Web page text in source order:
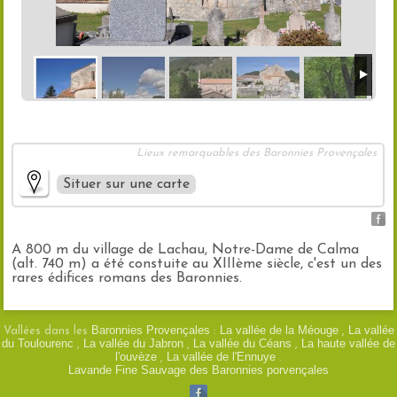
Lieux remarquables des Baronnies Provençales
Situer sur une carte
A 800 m du village de Lachau, Notre-Dame de Calma
(alt. 740 m) a été constuite au XIIIème siècle, c'est un des
rares édifices romans des Baronnies.
Masquer la carte
Veuillez patienter pendant le chargement de la carte...
Vallées dans les Baronnies Provençales : La vallée de la Méouge,
La vallée
du Toulourenc
La vallée du Jabron La vallée du Céans
La haute vallée de
l'ouvèze
La vallée de l'Ennuye
Lavande Fine Sauvage des Baronnies porvençales